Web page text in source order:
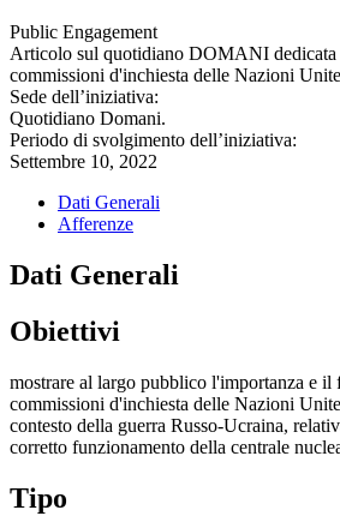
Public Engagement
Articolo sul quotidiano DOMANI dedicata
commissioni d'inchiesta delle Nazioni Unite
Sede dell’iniziativa:
Quotidiano Domani.
Periodo di svolgimento dell’iniziativa:
Settembre 10, 2022
Dati Generali
Afferenze
Dati Generali
Obiettivi
mostrare al largo pubblico l'importanza e il
commissioni d'inchiesta delle Nazioni
contesto della guerra Russo-Ucraina,
corretto funzionamento della centrale
Tipo